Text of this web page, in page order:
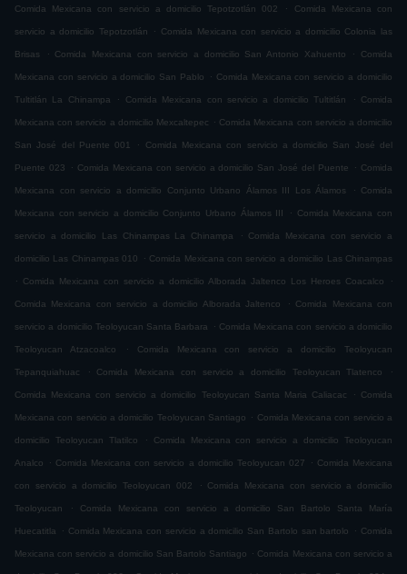
Comida Mexicana con servicio a domicilio Tepotzotlán 002 . Comida Mexicana con
servicio a domicilio Tepotzotlán . Comida Mexicana con servicio a domicilio Colonia las
Brisas . Comida Mexicana con servicio a domicilio San Antonio Xahuento . Comida
Mexicana con servicio a domicilio San Pablo . Comida Mexicana con servicio a domicilio
Tultitlán La Chinampa . Comida Mexicana con servicio a domicilio Tultitlán . Comida
Mexicana con servicio a domicilio Mexcaltepec . Comida Mexicana con servicio a domicilio
San José del Puente 001 . Comida Mexicana con servicio a domicilio San José del
Puente 023 . Comida Mexicana con servicio a domicilio San José del Puente . Comida
Mexicana con servicio a domicilio Conjunto Urbano Álamos III Los Álamos . Comida
Mexicana con servicio a domicilio Conjunto Urbano Álamos III . Comida Mexicana con
servicio a domicilio Las Chinampas La Chinampa . Comida Mexicana con servicio a
domicilio Las Chinampas 010 . Comida Mexicana con servicio a domicilio Las Chinampas
.
Comida Mexicana con servicio a domicilio Alborada Jaltenco Los Heroes Coacalco .
Comida Mexicana con servicio a domicilio Alborada Jaltenco . Comida Mexicana con
servicio a domicilio Teoloyucan Santa Barbara . Comida Mexicana con servicio a domicilio
Teoloyucan Atzacoalco . Comida Mexicana con servicio a domicilio Teoloyucan
Tepanquiahuac . Comida Mexicana con servicio a domicilio Teoloyucan Tlatenco .
Comida Mexicana con servicio a domicilio Teoloyucan Santa Maria Caliacac . Comida
Mexicana con servicio a domicilio Teoloyucan Santiago . Comida Mexicana con servicio a
domicilio Teoloyucan Tlatilco . Comida Mexicana con servicio a domicilio Teoloyucan
Analco . Comida Mexicana con servicio a domicilio Teoloyucan 027 . Comida Mexicana
con servicio a domicilio Teoloyucan 002 . Comida Mexicana con servicio a domicilio
Teoloyucan . Comida Mexicana con servicio a domicilio San Bartolo Santa María
Huecatitla . Comida Mexicana con servicio a domicilio San Bartolo san bartolo . Comida
Mexicana con servicio a domicilio San Bartolo Santiago . Comida Mexicana con servicio a